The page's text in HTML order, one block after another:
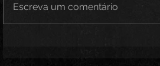
Escreva um comentário